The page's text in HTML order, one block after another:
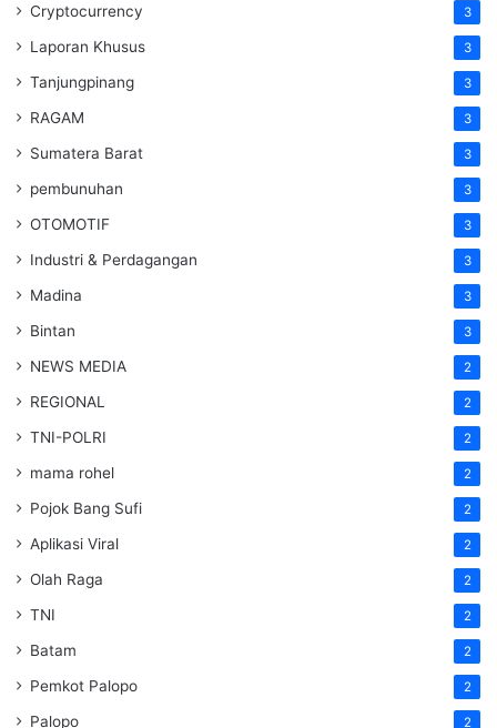
Cryptocurrency 3
Laporan Khusus 3
Tanjungpinang 3
RAGAM 3
Sumatera Barat 3
pembunuhan 3
OTOMOTIF 3
Industri & Perdagangan 3
Madina 3
Bintan 3
NEWS MEDIA 2
REGIONAL 2
TNI-POLRI 2
mama rohel 2
Pojok Bang Sufi 2
Aplikasi Viral 2
Olah Raga 2
TNI 2
Batam 2
Pemkot Palopo 2
Palopo 2